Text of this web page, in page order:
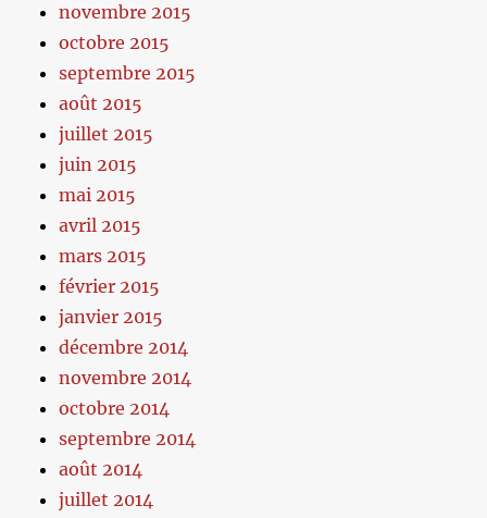
novembre 2015
octobre 2015
septembre 2015
août 2015
juillet 2015
juin 2015
mai 2015
avril 2015
mars 2015
février 2015
janvier 2015
décembre 2014
novembre 2014
octobre 2014
septembre 2014
août 2014
juillet 2014